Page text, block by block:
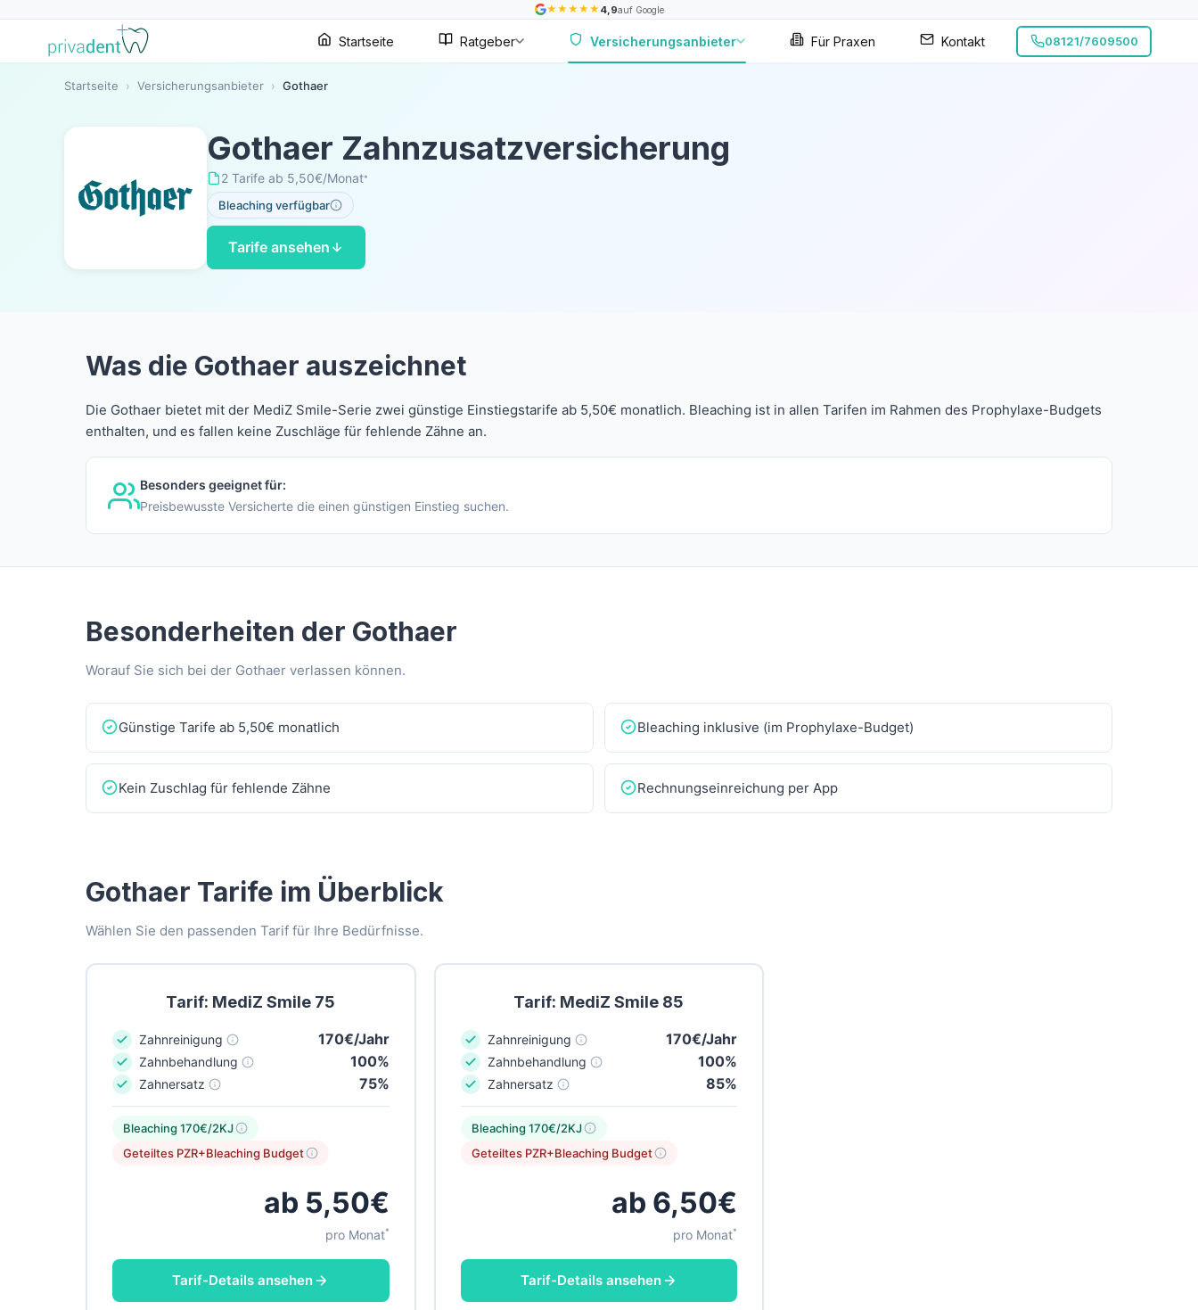
★ ★ ★ ★ ★ 4,9auf Google
Startseite Ratgeber Versicherungsanbieter Für Praxen Kontakt 08121/7609500
Startseite › Versicherungsanbieter › Gothaer
Gothaer Zahnzusatzversicherung
2 Tarife ab 5,50€/Monat*
Bleaching verfügbar
Tarife ansehen
Was die Gothaer auszeichnet
Die Gothaer bietet mit der MediZ Smile-Serie zwei günstige Einstiegstarife ab 5,50€ monatlich. Bleaching ist in allen Tarifen im Rahmen des Prophylaxe-Budgets
enthalten, und es fallen keine Zuschläge für fehlende Zähne an.
Besonders geeignet für:
Preisbewusste Versicherte die einen günstigen Einstieg suchen.
Besonderheiten der Gothaer
Worauf Sie sich bei der Gothaer verlassen können.
Günstige Tarife ab 5,50€ monatlich Bleaching inklusive (im Prophylaxe-Budget)
Kein Zuschlag für fehlende Zähne Rechnungseinreichung per App
Gothaer Tarife im Überblick
Wählen Sie den passenden Tarif für Ihre Bedürfnisse.
Tarif: MediZ Smile 75
Zahnreinigung 170€/Jahr
Zahnbehandlung 100%
Zahnersatz 75%
Bleaching 170€/2KJ
Geteiltes PZR+Bleaching Budget
ab 5,50€
pro Monat*
Tarif-Details ansehen
Tarif: MediZ Smile 85
Zahnreinigung 170€/Jahr
Zahnbehandlung 100%
Zahnersatz 85%
Bleaching 170€/2KJ
Geteiltes PZR+Bleaching Budget
ab 6,50€
pro Monat*
Tarif-Details ansehen